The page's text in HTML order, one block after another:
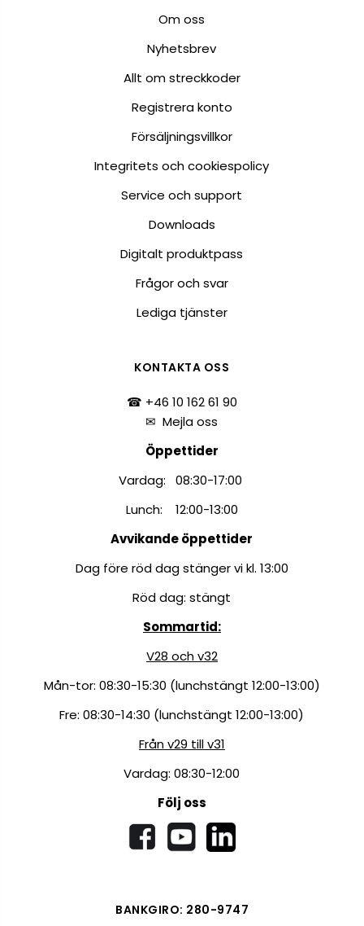
Om oss
Nyhetsbrev
Allt om streckkoder
Registrera konto
Försäljningsvillkor
Integritets och cookiespolicy
Service och support
Downloads
Digitalt produktpass
Frågor och svar
Lediga tjänster
KONTAKTA OSS
☎ +46 10 162 61 90
✉Mejla oss
Öppettider
Vardag: 08:30-17:00
Lunch: 12:00-13:00
Avvikande öppettider
Dag före röd dag stänger vi kl. 13:00
Röd dag: stängt
Sommartid:
V28 och v32
Mån-tor: 08:30-15:30 (lunchstängt 12:00-13:00)
Fre: 08:30-14:30 (lunchstängt 12:00-13:00)
Från v29 till v31
Vardag: 08:30-12:00
Följ oss
BANKGIRO: 280-9747